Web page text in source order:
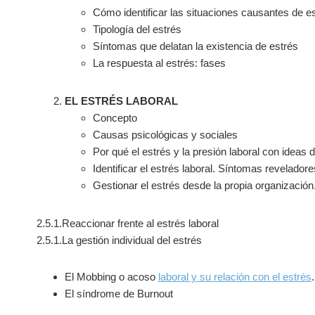
Cómo identificar las situaciones causantes de
Tipología del estrés
Síntomas que delatan la existencia de estrés
La respuesta al estrés: fases
EL ESTRÉS LABORAL
Concepto
Causas psicológicas y sociales
Por qué el estrés y la presión laboral con ideas
Identificar el estrés laboral. Síntomas
Gestionar el estrés desde la propia organización.
2.5.1.Reaccionar frente al estrés laboral
2.5.1.La gestión individual del estrés
El Mobbing o acoso laboral y su relación con el estrés.
El síndrome de Burnout